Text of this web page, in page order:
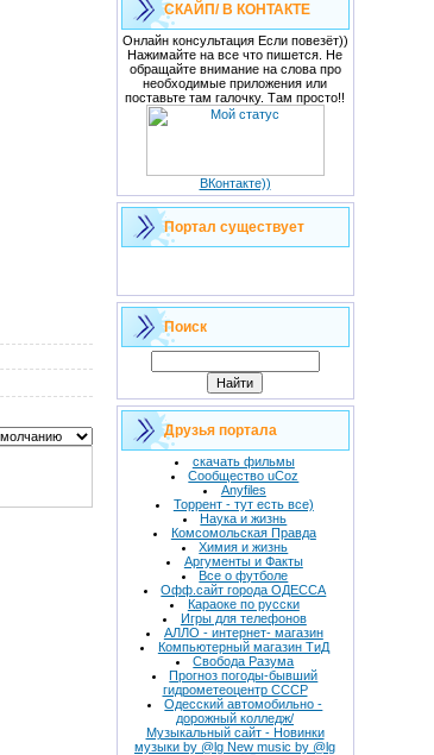
СКАЙП/ В КОНТАКТЕ
Онлайн консультация Если повезёт))
Нажимайте на все что пишется. Не
обращайте внимание на слова про
необходимые приложения или
поставьте там галочку. Там просто!!
ВКонтакте))
Портал существует
Поиск
Друзья портала
скачать фильмы
Сообщество uCoz
Anyfiles
Торрент - тут есть все)
Наука и жизнь
Комсомольская Правда
Химия и жизнь
Аргументы и Факты
Все о футболе
Офф.сайт города ОДЕССА
Караоке по русски
Игры для телефонов
АЛЛО - интернет- магазин
Компьютерный магазин ТиД
Свобода Разума
Прогноз погоды-бывший
гидрометеоцентр СССР
Одесский автомобильно -
дорожный колледж/
Музыкальный сайт - Новинки
музыки by @lg New music by @lg